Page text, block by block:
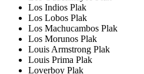
Los Indios Plak
Los Lobos Plak
Los Machucambos Plak
Los Morunos Plak
Louis Armstrong Plak
Louis Prima Plak
Loverboy Plak